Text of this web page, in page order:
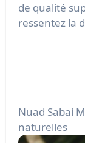
de qualité
ressentez la
Nuad Sabai
naturelles